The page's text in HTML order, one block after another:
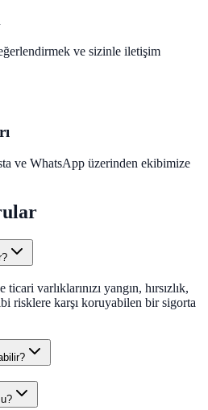
ve sizinle iletişim
ve WhatsApp üzerinden ekibimize
varlıklarınızı yangın, hırsızlık,
risklere karşı koruyabilen bir sigorta